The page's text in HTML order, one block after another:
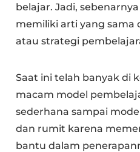
belajar. Jadi,
memiliki arti yang sama
atau strategi
Saat ini telah banyak di
macam model
sederhana sampai
dan rumit karena
bantu dalam